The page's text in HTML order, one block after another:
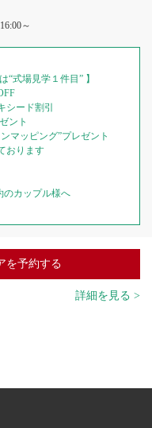
～
“式場見学１件目” 】
シード割引
ント
マッピング”プレゼント
おります
のカップル様へ
を予約する
詳細を見る >